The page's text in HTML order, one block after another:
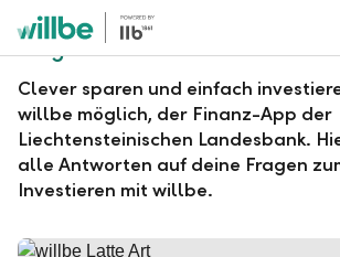
Alerts.Headline
Fragen und Antworten zu
Clever sparen und einfach
willbe möglich, der Finanz-App der
Liechtensteinischen Landesbank.
alle Antworten auf deine Fragen
Investieren mit willbe.